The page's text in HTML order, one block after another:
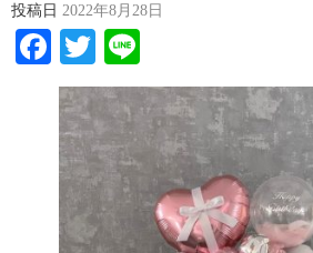
投稿日 2022年8月28日
Facebook
Twitter